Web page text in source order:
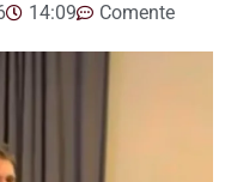
14:09 Comente